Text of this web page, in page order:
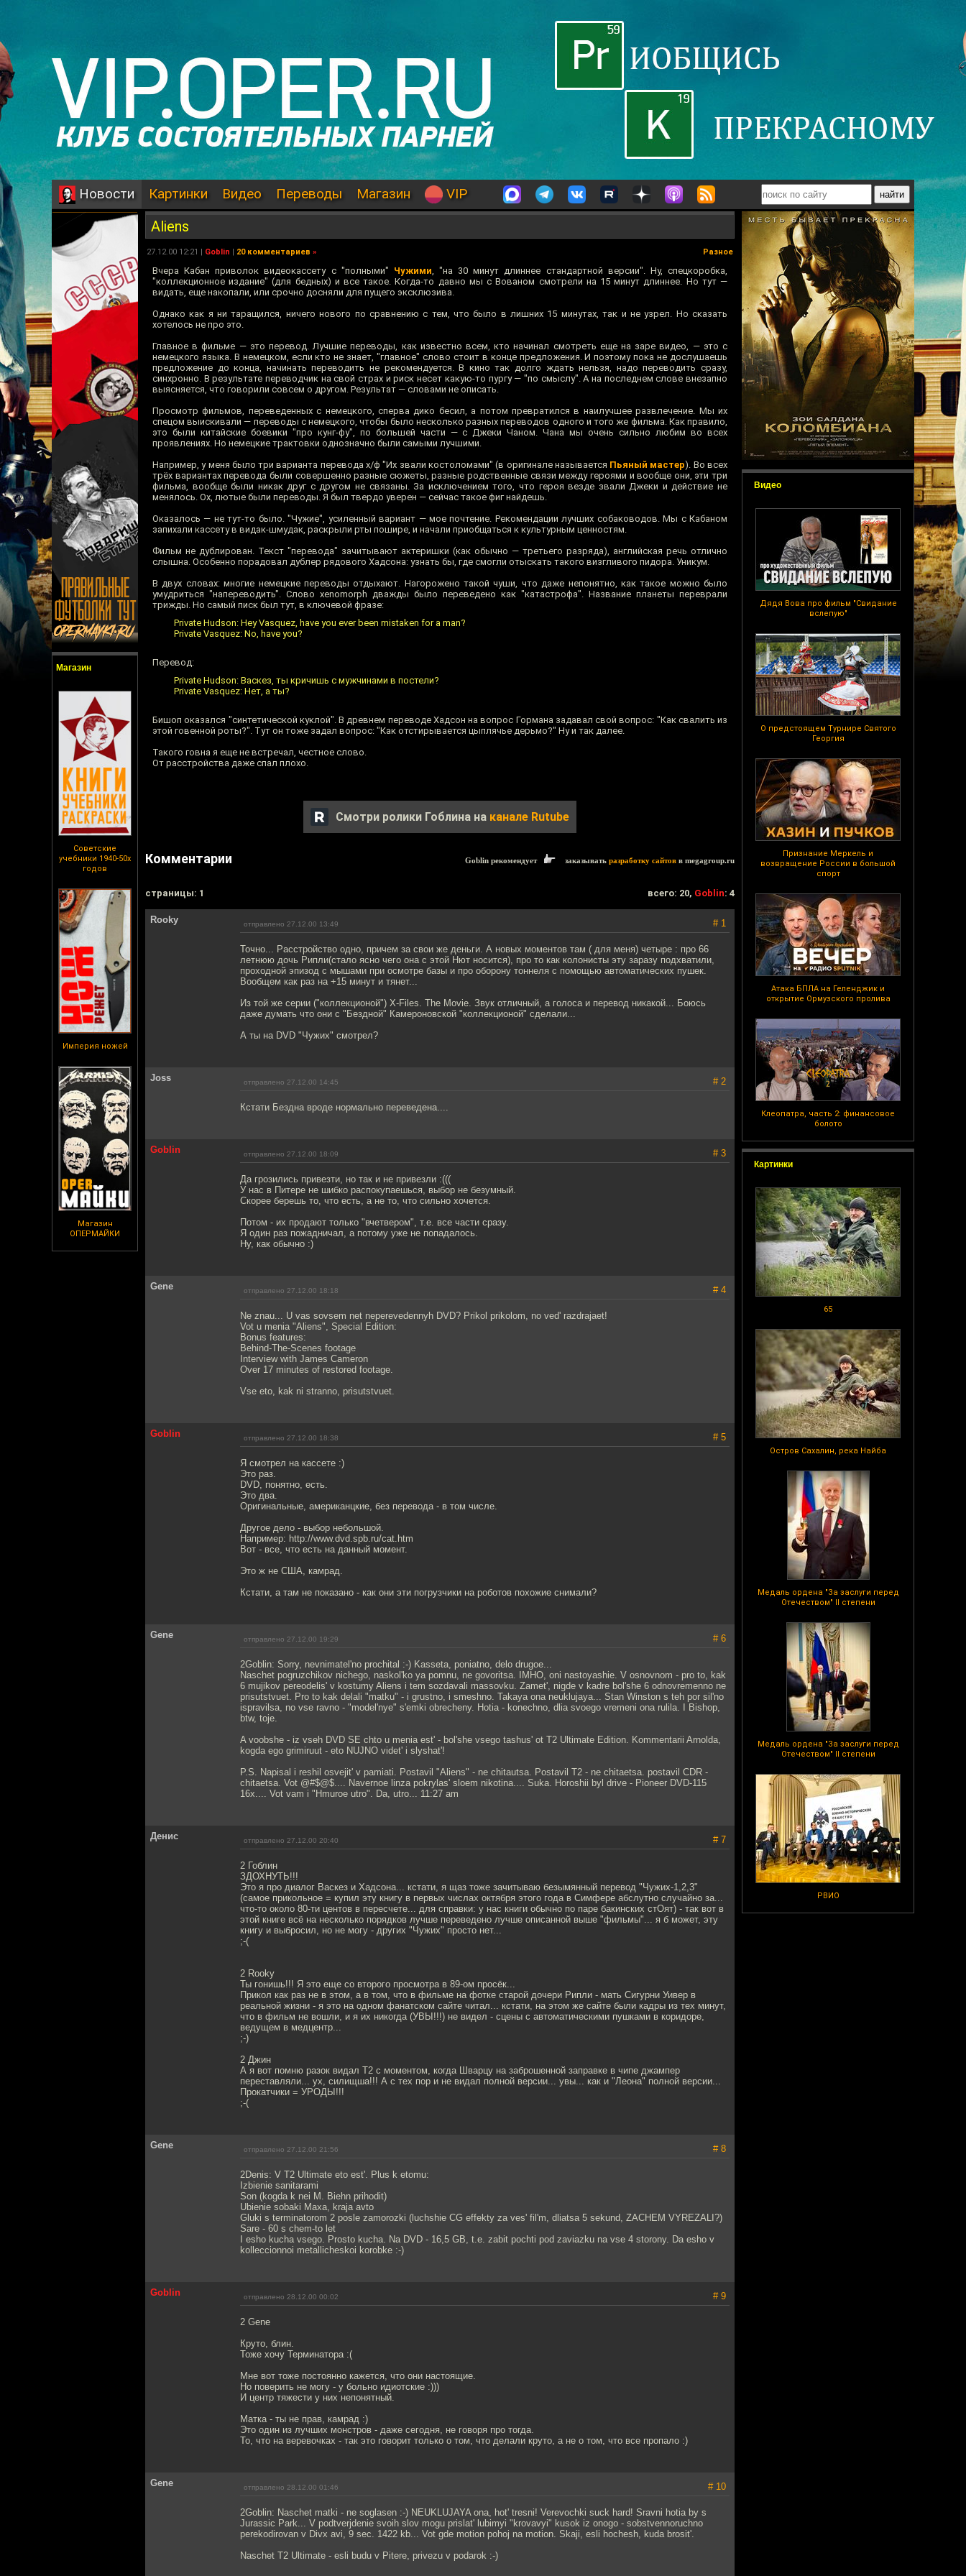
Новости Картинки Видео Переводы Магазин VIP
Магазин
Советские
учебники 1940-50х
годов
Империя ножей
Магазин
ОПЕРМАЙКИ
Видео
Дядя Вова про фильм "Свидание
вслепую"
О предстоящем Турнире Святого
Георгия
Признание Меркель и
возвращение России в большой
спорт
Атака БПЛА на Геленджик и
открытие Ормузского пролива
Клеопатра, часть 2: финансовое
болото
Картинки
65
Остров Сахалин, река Найба
Медаль ордена "За заслуги перед
Отечеством" II степени
Медаль ордена "За заслуги перед
Отечеством" II степени
РВИО
Aliens
27.12.00 12:21 | Goblin | 20 комментариев » Разное
Вчера Кабан приволок видеокассету с "полными" Чужими, "на 30 минут длиннее стандартной версии". Ну, спецкоробка,
"коллекционное издание" (для бедных) и все такое. Когда-то давно мы с Вованом смотрели на 15 минут длиннее. Но тут —
видать, еще накопали, или срочно досняли для пущего эксклюзива.
Однако как я ни таращился, ничего нового по сравнению с тем, что было в лишних 15 минутах, так и не узрел. Но сказать
хотелось не про это.
Главное в фильме — это перевод. Лучшие переводы, как известно всем, кто начинал смотреть еще на заре видео, — это с
немецкого языка. В немецком, если кто не знает, "главное" слово стоит в конце предложения. И поэтому пока не дослушаешь
предложение до конца, начинать переводить не рекомендуется. В кино так долго ждать нельзя, надо переводить сразу,
синхронно. В результате переводчик на свой страх и риск несет какую-то пургу — "по смыслу". А на последнем слове внезапно
выясняется, что говорили совсем о другом. Результат — словами не описать.
Просмотр фильмов, переведенных с немецкого, сперва дико бесил, а потом превратился в наилучшее развлечение. Мы их
спецом выискивали — переводы с немецкого, чтобы было несколько разных переводов одного и того же фильма. Как правило,
это были китайские боевики "про кунг-фу", по большей части — с Джеки Чаном. Чана мы очень сильно любим во всех
проявлениях. Но немецкие трактовки однозначно были самыми лучшими.
Например, у меня было три варианта перевода х/ф "Их звали костоломами" (в оригинале называется Пьяный мастер). Во всех
трёх вариантах перевода были совершенно разные сюжеты, разные родственные связи между героями и вообще они, эти три
фильма, вообще были никак друг с другом не связаны. За исключением того, что героя везде звали Джеки и действие не
менялось. Ох, лютые были переводы. Я был твердо уверен — сейчас такое фиг найдешь.
Оказалось — не тут-то было. "Чужие", усиленный вариант — мое почтение. Рекомендации лучших собаководов. Мы с Кабаном
запихали кассету в видак-шмудак, раскрыли рты пошире, и начали приобщаться к культурным ценностям.
Фильм не дублирован. Текст "перевода" зачитывают актеришки (как обычно — третьего разряда), английская речь отлично
слышна. Особенно порадовал дублер рядового Хадсона: узнать бы, где смогли отыскать такого визгливого пидора. Уникум.
В двух словах: многие немецкие переводы отдыхают. Нагорожено такой чуши, что даже непонятно, как такое можно было
умудриться "напереводить". Слово xenomorph дважды было переведено как "катастрофа". Название планеты переврали
трижды. Но самый писк был тут, в ключевой фразе:
Private Hudson: Hey Vasquez, have you ever been mistaken for a man?
Private Vasquez: No, have you?
Перевод:
Private Hudson: Васкез, ты кричишь с мужчинами в постели?
Private Vasquez: Нет, а ты?
Бишоп оказался "синтетической куклой". В древнем переводе Хадсон на вопрос Гормана задавал свой вопрос: "Как свалить из
этой говенной роты?". Тут он тоже задал вопрос: "Как отстирывается цыплячье дерьмо?" Ну и так далее.
Такого говна я еще не встречал, честное слово.
От расстройства даже спал плохо.
Смотри ролики Гоблина на канале Rutube
Комментарии Goblin рекомендует заказывать разработку сайтов в megagroup.ru
cтраницы: 1 всего: 20, Goblin: 4
Rooky отправлено 27.12.00 13:49 # 1
Точно... Расстройство одно, причем за свои же деньги. А новых моментов там ( для меня) четыре : про 66
летнюю дочь Рипли(стало ясно чего она с этой Нют носится), про то как колонисты эту заразу подхватили,
проходной эпизод с мышами при осмотре базы и про оборону тоннеля с помощью автоматических пушек.
Вообщем как раз на +15 минут и тянет...
Из той же серии ("коллекционой") X-Files. The Movie. Звук отличный, а голоса и перевод никакой... Боюсь
даже думать что они с "Бездной" Камероновской "коллекционой" сделали...
А ты на DVD "Чужих" смотрел?
Joss отправлено 27.12.00 14:45 # 2
Кстати Бездна вроде нормально переведена....
Goblin отправлено 27.12.00 18:09 # 3
Да грозились привезти, но так и не привезли :(((
У нас в Питере не шибко распокупаешься, выбор не безумный.
Скорее берешь то, что есть, а не то, что сильно хочется.
Потом - их продают только "вчетвером", т.е. все части сразу.
Я один раз пожадничал, а потому уже не попадалось.
Ну, как обычно :)
Gene отправлено 27.12.00 18:18 # 4
Ne znau... U vas sovsem net neperevedennyh DVD? Prikol prikolom, no ved' razdrajaet!
Vot u menia "Aliens", Special Edition:
Bonus features:
Behind-The-Scenes footage
Interview with James Cameron
Over 17 minutes of restored footage.
Vse eto, kak ni stranno, prisutstvuet.
Goblin отправлено 27.12.00 18:38 # 5
Я смотрел на кассете :)
Это раз.
DVD, понятно, есть.
Это два.
Оригинальные, американцкие, без перевода - в том числе.
Другое дело - выбор небольшой.
Например: http://www.dvd.spb.ru/cat.htm
Вот - все, что есть на данный момент.
Это ж не США, камрад.
Кстати, а там не показано - как они эти погрузчики на роботов похожие снимали?
Gene отправлено 27.12.00 19:29 # 6
2Goblin: Sorry, nevnimatel'no prochital :-) Kasseta, poniatno, delo drugoe...
Naschet pogruzchikov nichego, naskol'ko ya pomnu, ne govoritsa. IMHO, oni nastoyashie. V osnovnom - pro to, kak
6 mujikov pereodelis' v kostumy Aliens i tem sozdavali massovku. Zamet', nigde v kadre bol'she 6 odnovremenno ne
prisutstvuet. Pro to kak delali "matku" - i grustno, i smeshno. Takaya ona neuklujaya... Stan Winston s teh por sil'no
ispravilsa, no vse ravno - "model'nye" s'emki obrecheny. Hotia - konechno, dlia svoego vremeni ona rulila. I Bishop,
btw, toje.
A voobshe - iz vseh DVD SE chto u menia est' - bol'she vsego tashus' ot T2 Ultimate Edition. Kommentarii Arnolda,
kogda ego grimiruut - eto NUJNO videt' i slyshat'!
P.S. Napisal i reshil osvejit' v pamiati. Postavil "Aliens" - ne chitautsa. Postavil T2 - ne chitaetsa. postavil CDR -
chitaetsa. Vot @#$@$.... Navernoe linza pokrylas' sloem nikotina.... Suka. Horoshii byl drive - Pioneer DVD-115
16x.... Vot vam i "Hmuroe utro". Da, utro... 11:27 am
Денис отправлено 27.12.00 20:40 # 7
2 Гоблин
ЗДОХНУТЬ!!!
Это я про диалог Васкез и Хадсона... кстати, я щаз тоже зачитываю безымянный перевод "Чужих-1,2,3"
(самое прикольное = купил эту книгу в первых числах октября этого года в Симфере абслутно случайно за...
что-то около 80-ти центов в пересчете... для справки: у нас книги обычно по паре бакинских стОят) - так вот в
этой книге всё на несколько порядков лучше переведено лучше описанной выше "фильмы"... я б может, эту
книгу и выбросил, но не могу - других "Чужих" просто нет...
;-(
2 Rooky
Ты гонишь!!! Я это еще со второго просмотра в 89-ом просёк...
Прикол как раз не в этом, а в том, что в фильме на фотке старой дочери Рипли - мать Сигурни Уивер в
реальной жизни - я это на одном фанатском сайте читал... кстати, на этом же сайте были кадры из тех минут,
что в фильм не вошли, и я их никогда (УВЫ!!!) не видел - сцены с автоматическими пушками в коридоре,
ведущем в медцентр...
;-)
2 Джин
А я вот помню разок видал Т2 с моментом, когда Шварцу на заброшенной заправке в чипе джампер
переставляли... ух, силищша!!! А с тех пор и не видал полной версии... увы... как и "Леона" полной версии...
Прокатчики = УРОДЫ!!!
;-(
Gene отправлено 27.12.00 21:56 # 8
2Denis: V T2 Ultimate eto est'. Plus k etomu:
Izbienie sanitarami
Son (kogda k nei M. Biehn prihodit)
Ubienie sobaki Maxa, kraja avto
Gluki s terminatorom 2 posle zamorozki (luchshie CG effekty za ves' fil'm, dliatsa 5 sekund, ZACHEM VYREZALI?)
Sare - 60 s chem-to let
I esho kucha vsego. Prosto kucha. Na DVD - 16,5 GB, t.e. zabit pochti pod zaviazku na vse 4 storony. Da esho v
kolleccionnoi metallicheskoi korobke :-)
Goblin отправлено 28.12.00 00:02 # 9
2 Gene
Круто, блин.
Тоже хочу Терминатора :(
Мне вот тоже постоянно кажется, что они настоящие.
Но поверить не могу - у больно идиотские :)))
И центр тяжести у них непонятный.
Матка - ты не прав, камрад :)
Это один из лучших монстров - даже сегодня, не говоря про тогда.
То, что на веревочках - так это говорит только о том, что делали круто, а не о том, что все пропало :)
Gene отправлено 28.12.00 01:46 # 10
2Goblin: Naschet matki - ne soglasen :-) NEUKLUJAYA ona, hot' tresni! Verevochki suck hard! Sravni hotia by s
Jurassic Park... V podtverjdenie svoih slov mogu prislat' lubimyi "krovavyi" kusok iz onogo - sobstvennoruchno
perekodirovan v Divx avi, 9 sec. 1422 kb... Vot gde motion pohoj na motion. Skaji, esli hochesh, kuda brosit'.
Naschet T2 Ultimate - esli budu v Pitere, privezu v podarok :-)